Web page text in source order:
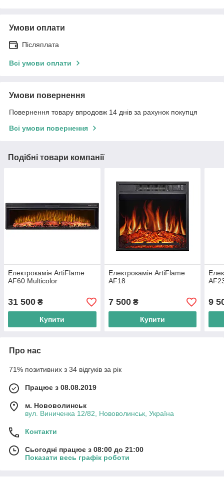
Умови оплати
Післяплата
Всі умови оплати
Умови повернення
Повернення товару впродовж 14 днів за рахунок покупця
Всі умови повернення
Подібні товари компанії
Електрокамін ArtiFlame
AF60 Multicolor
31 500 ₴
Купити
Електрокамін ArtiFlame
AF18
7 500₴
Купити
9
Про нас
71% позитивних з 34 відгуків за рік
Працює з 08.08.2019
м. Нововолинськ
вул. Виниченка 12/82, Нововолинськ, Україна
Контакти
Сьогодні працює з 08:00 до 21:00
Показати весь графік роботи